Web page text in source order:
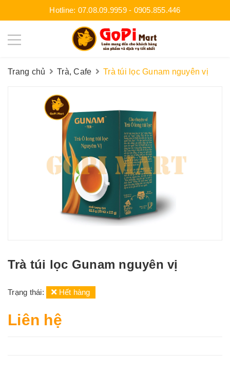
Hotline: 07.08.09.9959- 0905.855.446
Trang chủ Trà, Cafe Trà túi lọc Gunam nguyên vị
Trà túi lọc Gunam nguyên vị
Trạng thái: Hết hàng
Liên hệ